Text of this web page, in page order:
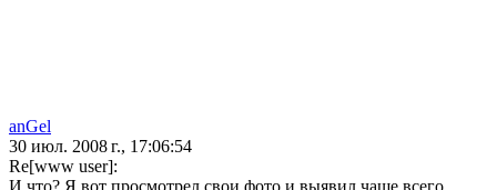
anGel
30 июл. 2008 г., 17:06:54
Re[www user]: